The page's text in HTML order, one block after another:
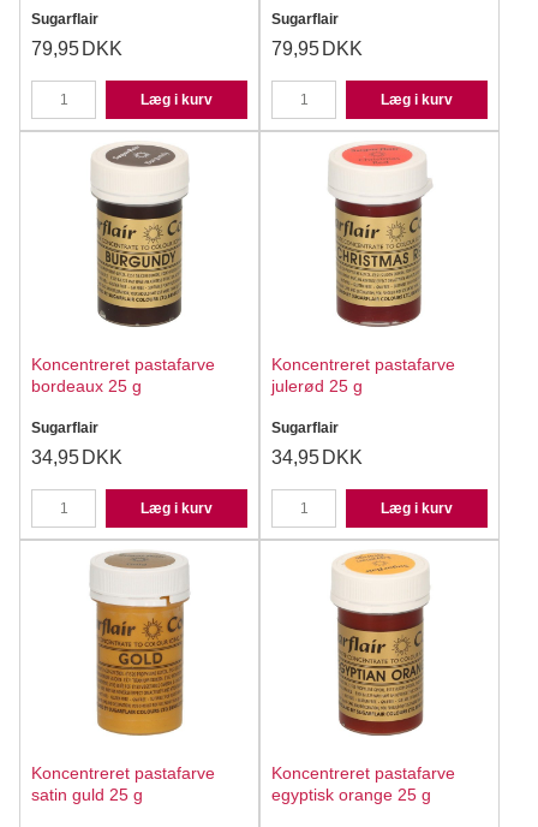
Sugarflair
79,95 DKK
Læg i kurv
Sugarflair
79,95 DKK
Læg i kurv
Koncentreret pastafarve
bordeaux 25 g
Sugarflair
34,95 DKK
Læg i kurv
Koncentreret pastafarve
julerød 25 g
Sugarflair
34,95 DKK
Læg i kurv
Koncentreret pastafarve
satin guld 25 g
Koncentreret pastafarve
egyptisk orange 25 g